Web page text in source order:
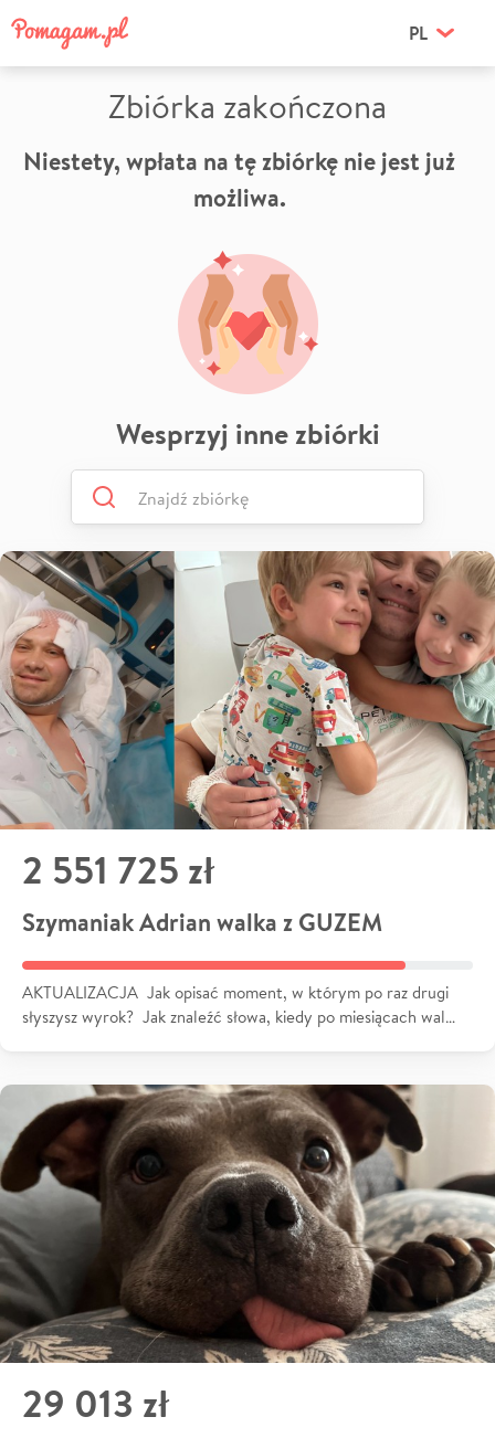
PL
Zbiórka zakończona
Niestety, wpłata na tę zbiórkę nie jest już
możliwa.
Wesprzyj inne zbiórki
2 551 725 zł
Szymaniak Adrian walka z GUZEM
AKTUALIZACJA Jak opisać moment, w którym po raz drugi
słyszysz wyrok? Jak znaleźć słowa, kiedy po miesiącach wal…
29 013 zł